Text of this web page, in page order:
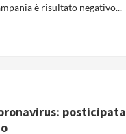
è risultato negativo...
posticipata